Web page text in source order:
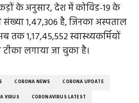
के अनुसार, देश में कोविड-19 के
1,47,306 है, जिनका अस्पताल
तक 1,17,45,552 स्वास्थ्यकर्मियों
लगाया जा चुका है।
CORONA NEWS CORONA UPDATE
VIRUS CORONAVIRUS LATEST